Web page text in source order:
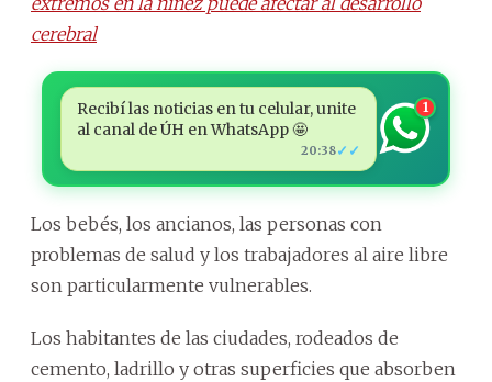
cerebral
Recibí las noticias en tu celular, unite
al canal de ÚH en WhatsApp 🤩
20:38✓✓
1
Los bebés, los ancianos, las personas con
problemas de salud y los trabajadores al aire libre
son particularmente vulnerables.
Los habitantes de las ciudades, rodeados de
cemento, ladrillo y otras superficies que absorben